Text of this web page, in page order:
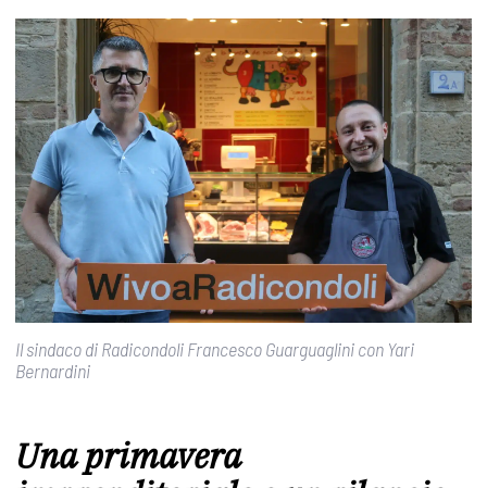
Il sindaco di Radicondoli Francesco Guarguaglini con Yari
Bernardini
Una primavera